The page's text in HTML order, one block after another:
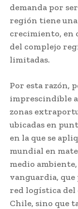
demanda por
región tiene
crecimiento, en
del complejo
limitadas.
Por esta razón,
imprescindible
zonas
ubicadas en
en la que se
mundial en
medio
vanguardia,
red logística
Chile, sino que